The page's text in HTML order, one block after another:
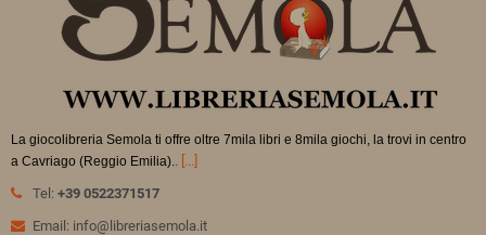
La giocolibreria Semola ti offre oltre 7mila libri e 8mila giochi, la trovi in centro
a Cavriago (Reggio Emilia). . [...]
Tel: +39 0522371517
Email: info@libreriasemola.it